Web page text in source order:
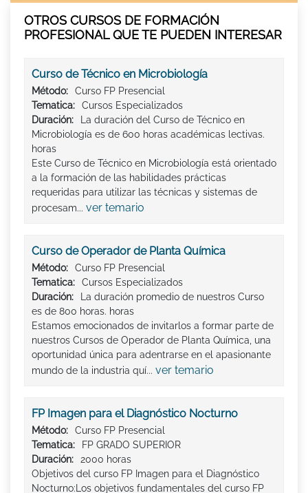
OTROS CURSOS DE FORMACIÓN
PROFESIONAL QUE TE PUEDEN INTERESAR
Curso de Técnico en Microbiología
Método:
Curso FP Presencial
Tematica:
Cursos Especializados
Duración:
La duración del Curso de Técnico en
Microbiología es de 600 horas académicas lectivas.
horas
Este Curso de Técnico en Microbiología está orientado
a la formación de las habilidades prácticas
requeridas para utilizar las técnicas y sistemas de
procesam... ver temario
Curso de Operador de Planta Química
Método:
Curso FP Presencial
Tematica:
Cursos Especializados
Duración:
La duración promedio de nuestros Curso
es de 800 horas. horas
Estamos emocionados de invitarlos a formar parte de
nuestros Cursos de Operador de Planta Química, una
oportunidad única para adentrarse en el apasionante
mundo de la industria quí... ver temario
FP Imagen para el Diagnóstico Nocturno
Método:
Curso FP Presencial
Tematica:
FP GRADO SUPERIOR
Duración:
2000 horas
Objetivos del curso FP Imagen para el Diagnóstico
Nocturno:Los objetivos fundamentales del curso FP